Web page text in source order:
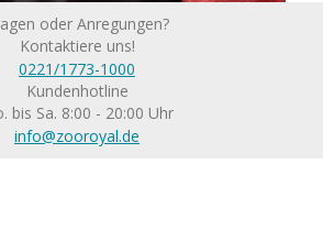
oder Anregungen?
Kontaktiere uns!
0221/1773-1000
Kundenhotline
bis Sa. 8:00 - 20:00 Uhr
info@zooroyal.de